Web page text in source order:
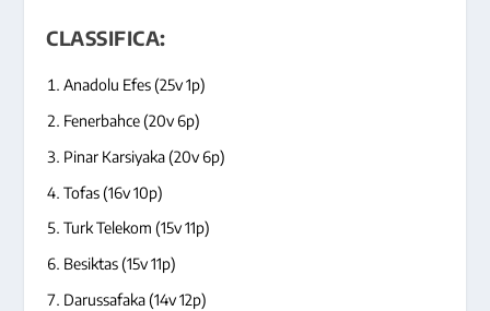
CLASSIFICA:
Anadolu Efes (25v 1p)
Fenerbahce (20v 6p)
Pinar Karsiyaka (20v 6p)
Tofas (16v 10p)
Turk Telekom (15v 11p)
Besiktas (15v 11p)
Darussafaka (14v 12p)